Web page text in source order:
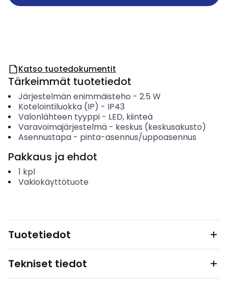
Katso tuotedokumentit
Tärkeimmät tuotetiedot
Järjestelmän enimmäisteho - 2.5 W
Kotelointiluokka (IP) - IP43
Valonlähteen tyyppi- LED, kiinteä
Varavoimajärjestelmä- keskus (keskusakusto)
Asennustapa- pinta-asennus/uppoasennus
Pakkaus ja ehdot
1 kpl
Vakiokäyttötuote
Tuotetiedot
Tekniset tiedot